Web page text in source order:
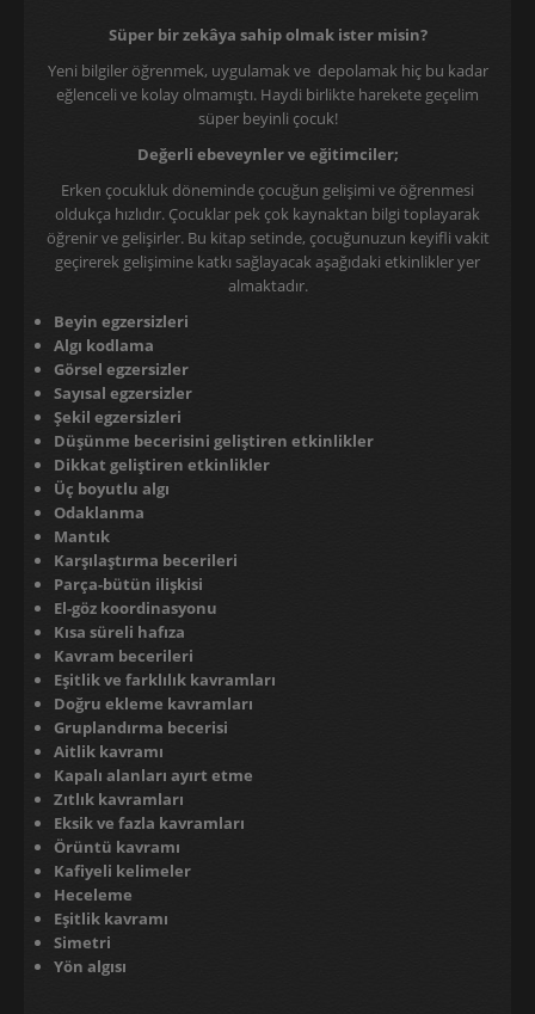
Süper bir zekâya sahip olmak ister misin?
Yeni bilgiler öğrenmek, uygulamak ve depolamak hiç bu kadar
eğlenceli ve kolay olmamıştı. Haydi birlikte harekete geçelim
süper beyinli çocuk!
Değerli ebeveynler ve eğitimciler;
Erken çocukluk döneminde çocuğun gelişimi ve öğrenmesi
oldukça hızlıdır. Çocuklar pek çok kaynaktan bilgi toplayarak
öğrenir ve gelişirler. Bu kitap setinde, çocuğunuzun keyifli vakit
geçirerek gelişimine katkı sağlayacak aşağıdaki etkinlikler yer
almaktadır.
Beyin egzersizleri
Algı kodlama
Görsel egzersizler
Sayısal egzersizler
Şekil egzersizleri
Düşünme becerisini geliştiren etkinlikler
Dikkat geliştiren etkinlikler
Üç boyutlu algı
Odaklanma
Mantık
Karşılaştırma becerileri
Parça-bütün ilişkisi
El-göz koordinasyonu
Kısa süreli hafıza
Kavram becerileri
Eşitlik ve farklılık kavramları
Doğru ekleme kavramları
Gruplandırma becerisi
Aitlik kavramı
Kapalı alanları ayırt etme
Zıtlık kavramları
Eksik ve fazla kavramları
Örüntü kavramı
Kafiyeli kelimeler
Heceleme
Eşitlik kavramı
Simetri
Yön algısı